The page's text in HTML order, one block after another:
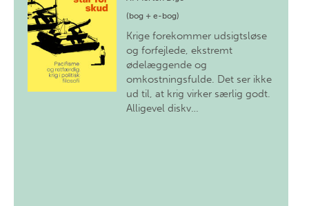
(bog + e-bog)
Krige forekommer udsigtsløse
og forfejlede, ekstremt
ødelæggende og
omkostningsfulde. Det ser ikke
ud til, at krig virker særlig godt.
Alligevel diskv…